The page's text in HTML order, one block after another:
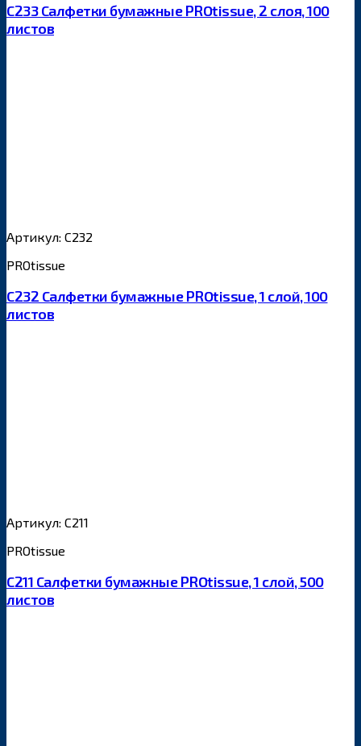
С233 Салфетки бумажные PROtissue, 2 слоя, 100
листов
Артикул: С232
PROtissue
С232 Салфетки бумажные PROtissue, 1 слой, 100
листов
Артикул: С211
PROtissue
С211 Салфетки бумажные PROtissue, 1 слой, 500
листов